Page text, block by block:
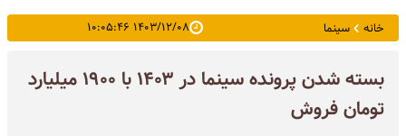
خانه سینما ۱۴۰۳/۱۲/۰۸ ۱۰:۰۵:۴۶
بسته شدن پرونده سینما در ۱۴۰۳ با ۱۹۰۰ میلیارد
تومان فروش